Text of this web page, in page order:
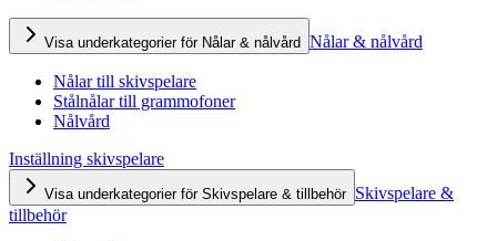
Visa underkategorier för Nålar & nålvård Nålar & nålvård
Nålar till skivspelare
Stålnålar till grammofoner
Nålvård
Inställning skivspelare
Visa underkategorier för Skivspelare & tillbehör Skivspelare &
tillbehör